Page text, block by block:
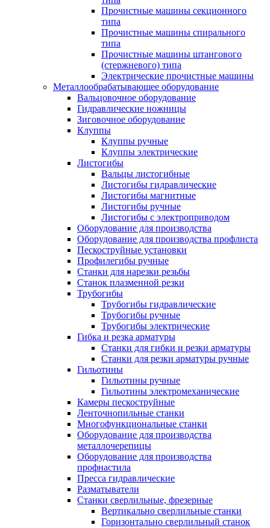
Прочистные машины секционного
типа
Прочистные машины спирального
типа
Прочистные машины штангового
(стержневого) типа
Электрические прочистные машины
Металлообрабатывающее оборудование
Вальцовочное оборудование
Гидравлические ножницы
Зиговочное оборудование
Клуппы
Клуппы ручные
Клуппы электрические
Листогибы
Вальцы листогибные
Листогибы гидравлические
Листогибы магнитные
Листогибы ручные
Листогибы с электроприводом
Оборудование для производства
Оборудование для производства профлиста
Пескоструйные установки
Профилегибы ручные
Станки для нарезки резьбы
Станок плазменной резки
Трубогибы
Трубогибы гидравлические
Трубогибы ручные
Трубогибы электрические
Гибка и резка арматуры
Станки для гибки и резки арматуры
Станки для резки арматуры ручные
Гильотины
Гильотины ручные
Гильотины электромеханические
Камеры пескоструйные
Ленточнопильные станки
Многофункциональные станки
Оборудование для производства
металлочерепицы
Оборудование для производства
профнастила
Пресса гидравлические
Разматыватели
Станки сверлильные, фрезерные
Вертикально сверлильные станки
Горизонтально сверлильный станок